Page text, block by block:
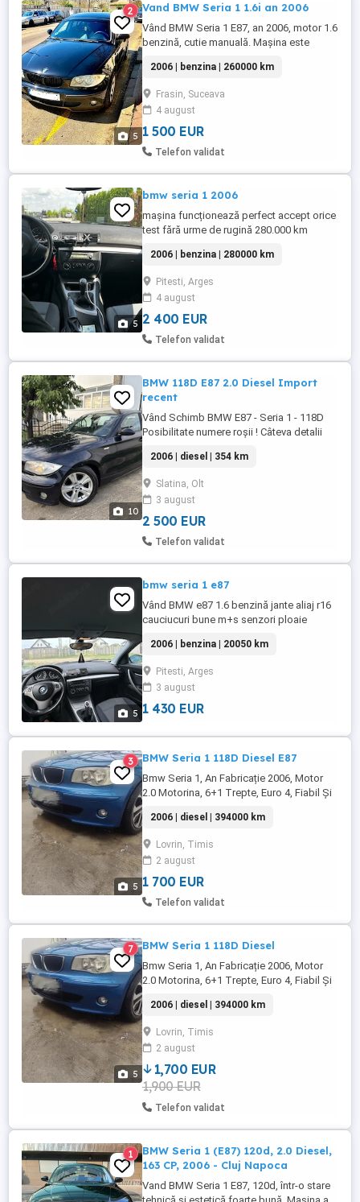
5
2 Vand BMW Seria 1 1.6i an 2006
Vând BMW Seria 1 E87, an 2006, motor 1.6
benzină, cutie manuală. Mașina este
pentru oraș sau ca primă mașină.
Asigurare valabila. Se vinde doar cu
transcriere pe noul proprietar. VIN:
WBAUF11000PT77842 Dotări: Aer
condiționat Geamuri electrice față Oglinzi
electrice ...
2006 | benzina | 260000 km
Frasin, Suceava
4 august
1 500 EUR
Telefon validat
5
bmw seria 1 2006
mașina funcționează perfect accept orice
test fără urme de rugină 280.000 km
asigurare itp valabile
2006 | benzina | 280000 km
Pitesti, Arges
4 august
2 400 EUR
Telefon validat
10
BMW 118D E87 2.0 Diesel Import
recent
Vând Schimb BMW E87 - Seria 1 - 118D
Posibilitate numere roșii ! Câteva detalii
2.0 Diesel (M47)- Cel mai fiabil motor
Faruri Automate Senzori Ploaie Dublu
Climatronic - Funcțional Pilot Automat
Senzori parcare spate Comenzi Volan ...
2006 | diesel | 354 km
Slatina, Olt
3 august
2 500 EUR
Telefon validat
5
bmw seria 1 e87
Vând BMW e87 1.6 benzină jante aliaj r16
cauciucuri bune m+s senzori ploaie
interior OK mașina mai necesită investiții
Itp asigurare expirate ofer fiscal bară față
ar trebuii revopsită de schimbat
telescoape față semeringuri supape , da
fum după ce se ...
2006 | benzina | 20050 km
Pitesti, Arges
3 august
1 430 EUR
5
3 BMW Seria 1 118D Diesel E87
Bmw Seria 1, An Fabricație 2006, Motor
2.0 Motorina, 6+1 Trepte, Euro 4, Fiabil Și
Geamuri Electrice in fata, Oglinzi Electrice
Încălzite, Servo Direcție, Airbag - Uri, ABS,
DTC, Buton Start-Stop, Scaune Încălzite
fata, Volan Reglabil Pe Înălțime -
Adâncime Senzori ...
2006 | diesel | 394000 km
Lovrin, Timis
2 august
1 700 EUR
Telefon validat
5
7 BMW Seria 1 118D Diesel
Bmw Seria 1, An Fabricație 2006, Motor
2.0 Motorina, 6+1 Trepte, Euro 4, Fiabil Și
Geamuri Electrice in fata, Oglinzi Electrice
Încălzite, Servo Direcție, Airbag - Uri, ABS,
DTC, Buton Start-Stop, Scaune Încălzite
fata, Volan Reglabil Pe Înălțime -
Adâncime Senzori ...
2006 | diesel | 394000 km
Lovrin, Timis
2 august
1,700 EUR
1,900 EUR
Telefon validat
1
BMW Seria 1 (E87) 120d, 2.0 Diesel,
163 CP, 2006 - Cluj Napoca
Vand BMW Seria 1 E87, 120d, într-o stare